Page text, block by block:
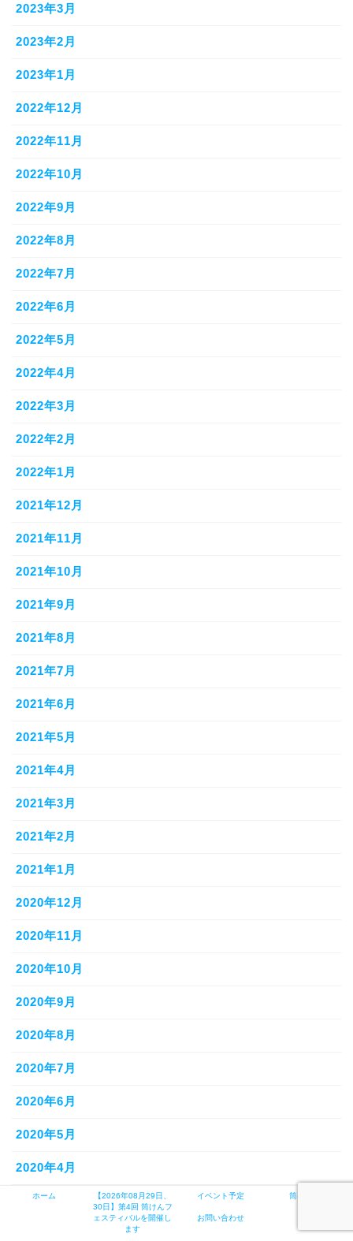
2023年3月
2023年2月
2023年1月
2022年12月
2022年11月
2022年10月
2022年9月
2022年8月
2022年7月
2022年6月
2022年5月
2022年4月
2022年3月
2022年2月
2022年1月
2021年12月
2021年11月
2021年10月
2021年9月
2021年8月
2021年7月
2021年6月
2021年5月
2021年4月
2021年3月
2021年2月
2021年1月
2020年12月
2020年11月
2020年10月
2020年9月
2020年8月
2020年7月
2020年6月
2020年5月
2020年4月
2020年3月
ホーム
【2026年08月29日、
30日】第4回 筒けんフ
ェスティバルを開催し
ます
イベント予定 筒けんとは
お問い合わせ